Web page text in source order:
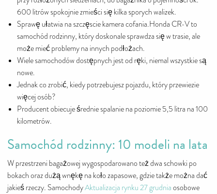
600 litrów spokojnie zmieści się kilka sporych walizek.
Sprawę ułatwia na szczęscie kamera cofania.Honda CR-V to
samochód rodzinny, który doskonale sprawdza się w trasie, ale
może mieć problemy na innych podłożach.
Wiele samochodów dostępnych jest od ręki, niemal wszystkie są
nowe.
Jednak co zrobić, kiedy potrzebujesz pojazdu, który przewiezie
więcej osób?
Producent obiecuje średnie spalanie na poziomie 5,5 litra na 100
kilometrów.
Samochód rodzinny: 10 modeli na lata
W przestrzeni bagażowej wygospodarowano też dwa schowki po
bokach oraz dużą wnękę na koło zapasowe, gdzie także można dać
jakieś rzeczy. SamochodyAktualizacja rynku 27 grudniaosobowe